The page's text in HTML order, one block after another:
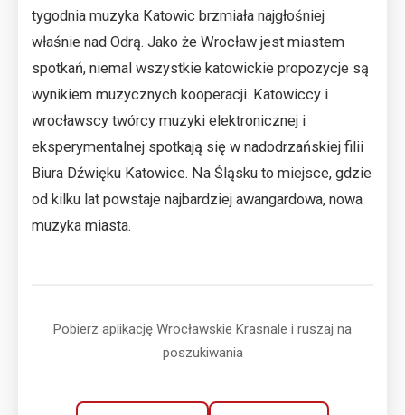
tygodnia muzyka Katowic brzmiała najgłośniej
właśnie nad Odrą. Jako że Wrocław jest miastem
spotkań, niemal wszystkie katowickie propozycje są
wynikiem muzycznych kooperacji. Katowiccy i
wrocławscy twórcy muzyki elektronicznej i
eksperymentalnej spotkają się w nadodrzańskiej filii
Biura Dźwięku Katowice. Na Śląsku to miejsce, gdzie
od kilku lat powstaje najbardziej awangardowa, nowa
muzyka miasta.
Pobierz aplikację Wrocławskie Krasnale i ruszaj na
poszukiwania